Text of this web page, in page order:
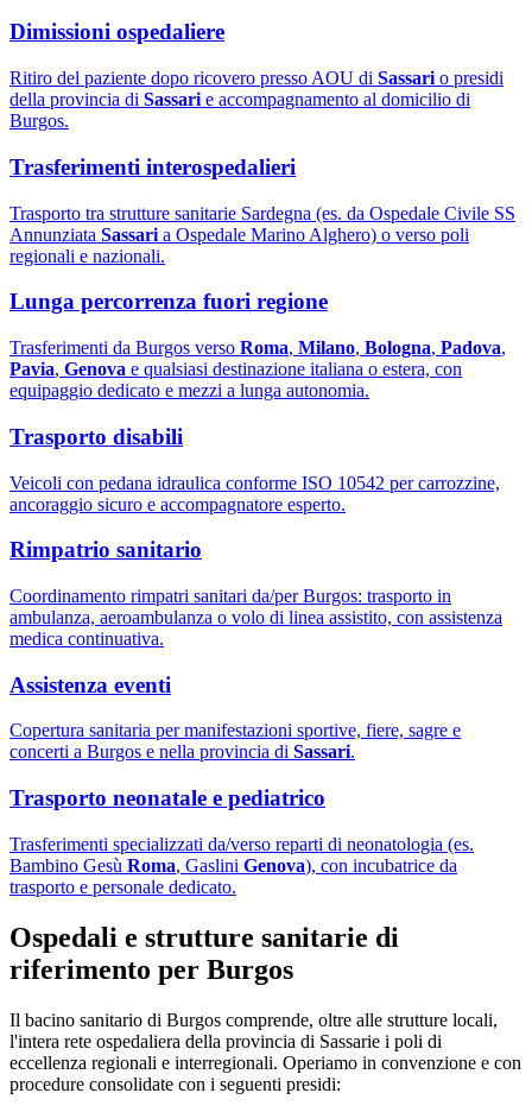
Dimissioni ospedaliere
Ritiro del paziente dopo ricovero presso AOU di Sassari o presidi
della provincia di Sassari e accompagnamento al domicilio di
Burgos.
Trasferimenti interospedalieri
Trasporto tra strutture sanitarie Sardegna (es. da Ospedale Civile SS
Annunziata Sassari a Ospedale Marino Alghero) o verso poli
regionali e nazionali.
Lunga percorrenza fuori regione
Trasferimenti da Burgos verso Roma, Milano, Bologna, Padova,
Pavia, Genova e qualsiasi destinazione italiana o estera, con
equipaggio dedicato e mezzi a lunga autonomia.
Trasporto disabili
Veicoli con pedana idraulica conforme ISO 10542 per carrozzine,
ancoraggio sicuro e accompagnatore esperto.
Rimpatrio sanitario
Coordinamento rimpatri sanitari da/per Burgos: trasporto in
ambulanza, aeroambulanza o volo di linea assistito, con assistenza
medica continuativa.
Assistenza eventi
Copertura sanitaria per manifestazioni sportive, fiere, sagre e
concerti a Burgos e nella provincia di Sassari.
Trasporto neonatale e pediatrico
Trasferimenti specializzati da/verso reparti di neonatologia (es.
Bambino Gesù Roma, Gaslini Genova), con incubatrice da
trasporto e personale dedicato.
Ospedali e strutture sanitarie di
riferimento per Burgos
Il bacino sanitario di Burgos comprende, oltre alle strutture locali,
l'intera rete ospedaliera della provincia di Sassarie i poli di
eccellenza regionali e interregionali. Operiamo in convenzione e con
procedure consolidate con i seguenti presidi: